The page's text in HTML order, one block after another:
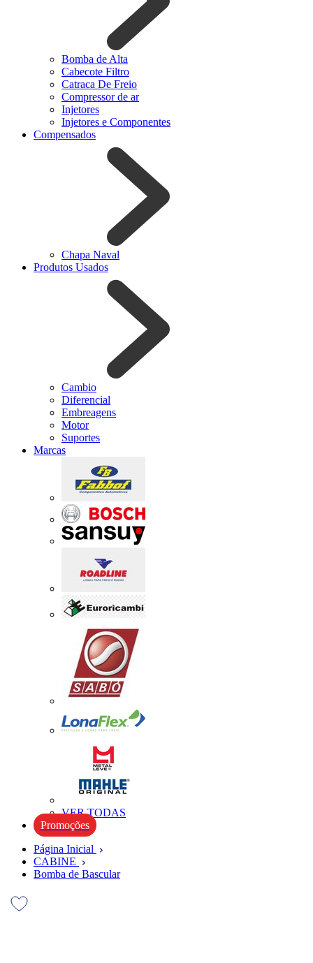
Bomba de Alta
Cabecote Filtro
Catraca De Freio
Compressor de ar
Injetores
Injetores e Componentes
Compensados
Chapa Naval
Produtos Usados
Cambio
Diferencial
Embreagens
Motor
Suportes
Marcas
VER TODAS
Promoções
Página Inicial
CABINE
Bomba de Bascular